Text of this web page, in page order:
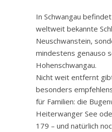
In Schwangau
weltweit bekannte
Neuschwanstein,
mindestens genauso
Hohenschwangau.
Nicht weit entfernt
besonders
für Familien: die
Heiterwanger See
179 – und natürlich